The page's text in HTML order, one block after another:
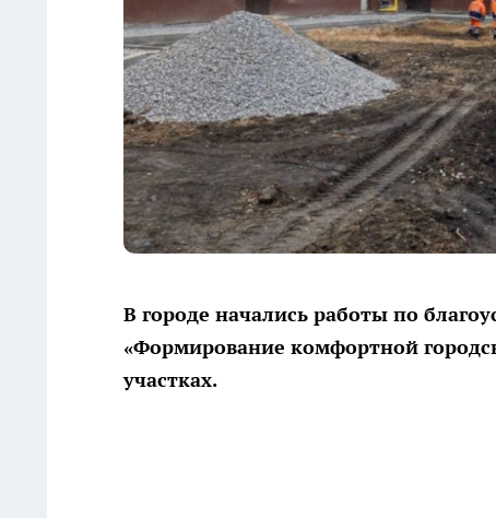
В городе начались работы по
«Формирование комфортной
участках.